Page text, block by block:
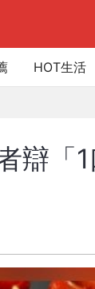
HOT生活
辯「